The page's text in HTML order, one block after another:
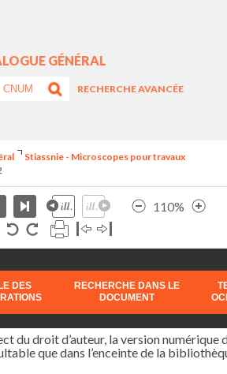
GÉNÉRAL
RECHERCHE AVANCÉE
Stiassnie - Microscopes pour travaux
110%
DES
RECHERCHE DANS LE
DOCUMENT
du droit d’auteur, la version numérique
que dans l’enceinte de la